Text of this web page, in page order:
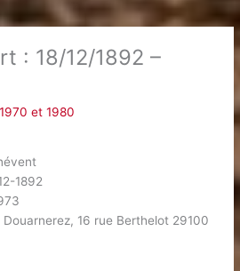
: 18/12/1892 –
et 1980
1892
Douarnerez, 16 rue Berthelot 29100